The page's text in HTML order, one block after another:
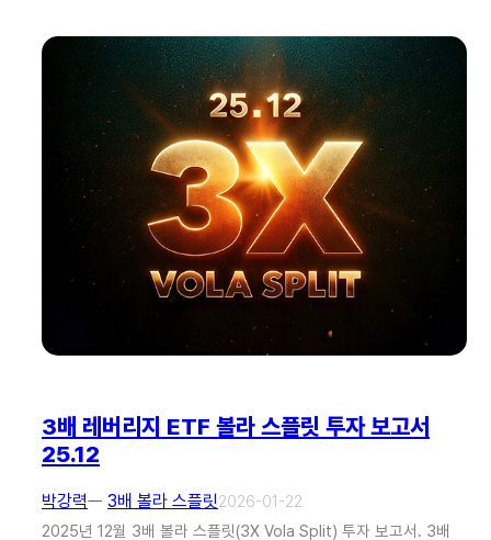
3배 레버리지 ETF 볼라 스플릿 투자 보고서
25.12
박강력ㅡ 3배 볼라 스플릿2026-01-22
2025년 12월 3배 볼라 스플릿(3X Vola Split) 투자 보고서. 3배